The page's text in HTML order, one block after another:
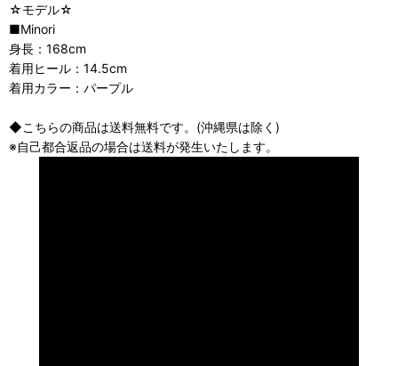
☆モデル☆
■Minori
身長：168cm
着用ヒール：14.5cm
着用カラー：パープル
◆こちらの商品は送料無料です。(沖縄県は除く)
※自己都合返品の場合は送料が発生いたします。